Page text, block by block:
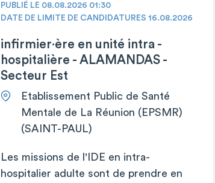
PUBLIÉ LE 08.08.2026 01:30
DATE DE LIMITE DE CANDIDATURES 16.08.2026
infirmier·ère en unité intra -
hospitalière - ALAMANDAS -
Secteur Est
Etablissement Public de Santé
Mentale de La Réunion (EPSMR)
(SAINT-PAUL)
Les missions de l'IDE en intra-
hospitalier adulte sont de prendre en